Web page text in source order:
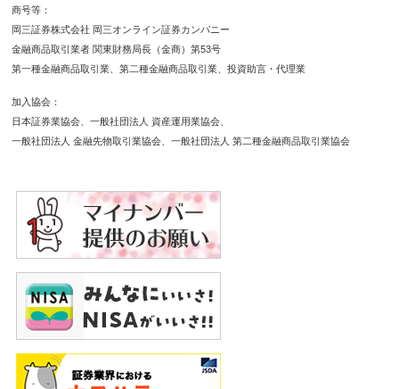
商号等
岡三証券株式会社 岡三オンライン証券カンパニー
金融商品取引業者 関東財務局長（金商）第53号
第一種金融商品取引業
第二種金融商品取引業 投資助言・代理業
加入協会
日本証券業協会
一般社団法人 資産運用業協会
一般社団法人 金融先物取引業協会
一般社団法人 第二種金融商品取引業協会